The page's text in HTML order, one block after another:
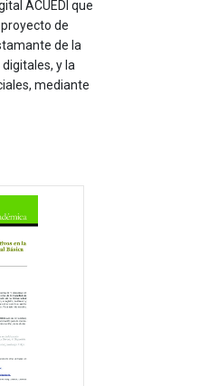
ACUEDI que
de
de la
y la
mediante